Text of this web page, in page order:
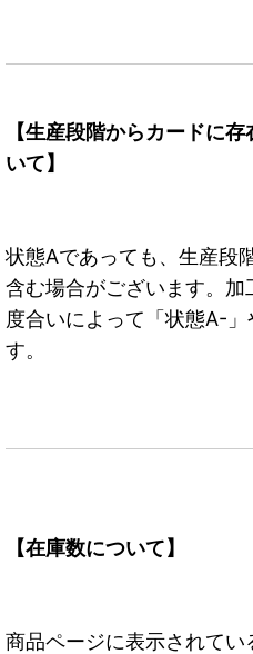
【生産段階からカードに
いて】
状態Aであっても、生産段
含む場合がございます。
度合いによって「状態A-
す。
【在庫数について】
商品ページに表示されて